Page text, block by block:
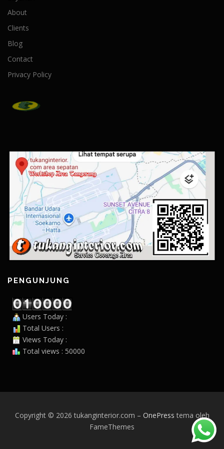
About
Clients
Blog
Contact
Privacy Policy
PENGUNJUNG
Users Today :
Total Users :
Views Today :
Total views : 50000
Copyright © 2026 tukanginterior.com – OnePress tema oleh
FameThemes